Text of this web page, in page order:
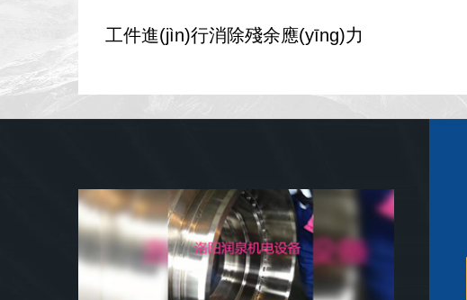
工件進(jìn)行消除殘余應(yīng)力